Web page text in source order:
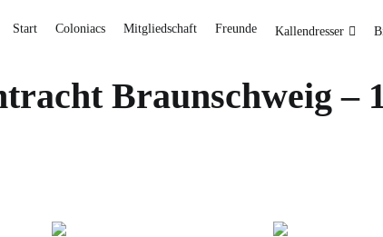
Start Coloniacs Mitgliedschaft Freunde Kallendresser
Braunschweig –